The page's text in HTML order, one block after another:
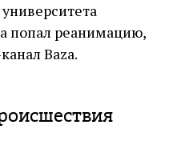
попал реанимацию,
Baza.